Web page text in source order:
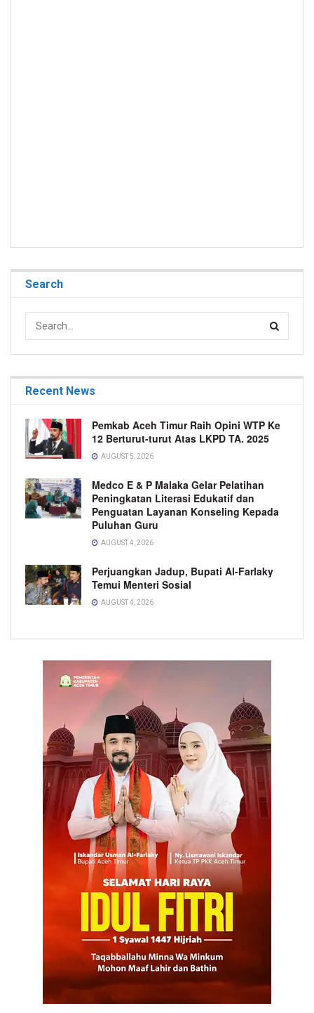
Search
Recent News
Pemkab Aceh Timur Raih Opini WTP Ke
12 Berturut-turut Atas LKPD TA. 2025
AUGUST 5, 2026
Medco E & P Malaka Gelar Pelatihan
Peningkatan Literasi Edukatif dan
Penguatan Layanan Konseling Kepada
Puluhan Guru
AUGUST 4, 2026
Perjuangkan Jadup, Bupati Al-Farlaky
Temui Menteri Sosial
AUGUST 4, 2026